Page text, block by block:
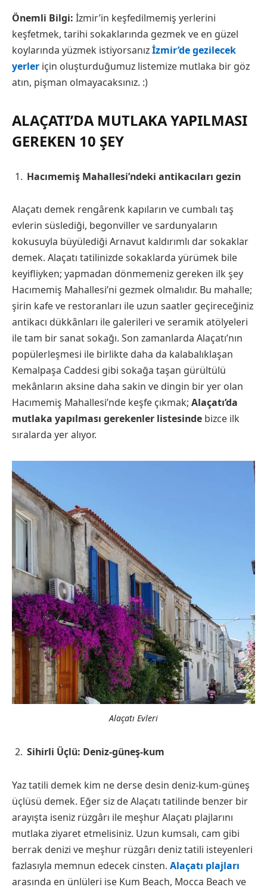
Önemli Bilgi: İzmir’in keşfedilmemiş yerlerini
keşfetmek, tarihi sokaklarında gezmek ve en güzel
koylarında yüzmek istiyorsanızİzmir’de gezilecek
yerler için oluşturduğumuz listemize mutlaka bir göz
atın, pişman olmayacaksınız. :)
ALAÇATI’DA MUTLAKA YAPILMASI
GEREKEN 10 ŞEY
Hacımemiş Mahallesi’ndeki antikacıları gezin
Alaçatı demek rengârenk kapıların ve cumbalı taş
evlerin süslediği, begonviller ve sardunyaların
kokusuyla büyülediği Arnavut kaldırımlı dar sokaklar
demek. Alaçatı tatilinizde sokaklarda yürümek bile
keyifliyken; yapmadan dönmemeniz gereken ilk şey
Hacımemiş Mahallesi’ni gezmek olmalıdır. Bu mahalle;
şirin kafe ve restoranları ile uzun saatler geçireceğiniz
antikacı dükkânları ile galerileri ve seramik atölyeleri
ile tam bir sanat sokağı. Son zamanlarda Alaçatı’nın
popülerleşmesi ile birlikte daha da kalabalıklaşan
Kemalpaşa Caddesi gibi sokağa taşan gürültülü
mekânların aksine daha sakin ve dingin bir yer olan
Hacımemiş Mahallesi’nde keşfe çıkmak; Alaçatı’da
mutlaka yapılması gerekenler listesinde bizce ilk
sıralarda yer alıyor.
Alaçatı Evleri
Sihirli Üçlü: Deniz-güneş-kum
Yaz tatili demek kim ne derse desin deniz-kum-güneş
üçlüsü demek. Eğer siz de Alaçatı tatilinde benzer bir
arayışta iseniz rüzgârı ile meşhur Alaçatı plajlarını
mutlaka ziyaret etmelisiniz. Uzun kumsalı, cam gibi
berrak denizi ve meşhur rüzgârı deniz tatili isteyenleri
fazlasıyla memnun edecek cinsten. Alaçatı plajları
arasında en ünlüleri ise Kum Beach, Mocca Beach ve